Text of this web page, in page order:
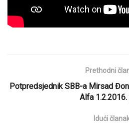
Prethodni
Potpredsjednik SBB-a Mirsad
Alfa 1.2.2016.
Idući